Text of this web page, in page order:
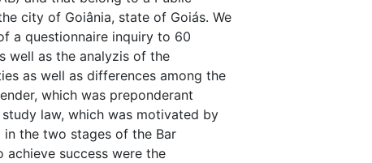
city of Goiânia, state of Goiás. We
a questionnaire inquiry to 60
well as the analyzis of the
as well as differences among the
which was preponderant
law, which was motivated by
the two stages of the Bar
success were the